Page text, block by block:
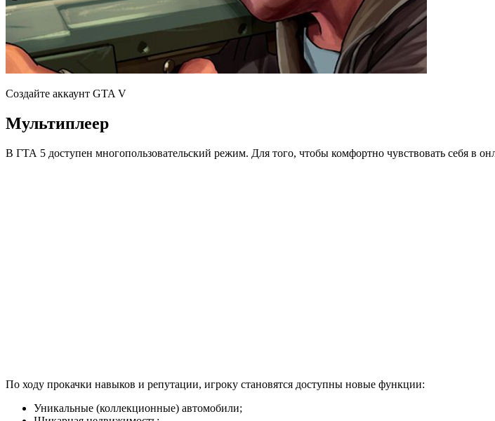
Создайте аккаунт GTA V
Мультиплеер
В ГТА 5 доступен многопользовательский режим. Для того, чтобы комфортно чувствовать себя в
По ходу прокачки навыков и репутации, игроку становятся доступны новые функции:
Уникальные (коллекционные) автомобили;